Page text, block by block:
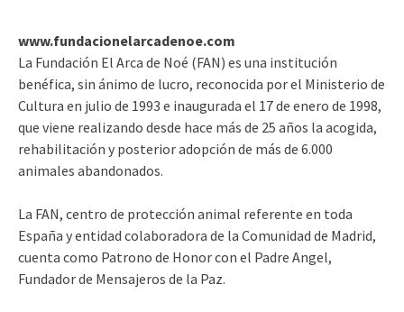
www.fundacionelarcadenoe.com​
La Fundación El Arca de Noé (FAN) es una institución
benéfica, sin ánimo de lucro, reconocida por el Ministerio de
Cultura en julio de 1993 e inaugurada el 17 de enero de 1998,
que viene realizando desde hace más de 25 años la acogida,
rehabilitación y posterior adopción de más de 6.000
animales abandonados.
La FAN, centro de protección animal referente en toda
España y entidad colaboradora de la Comunidad de Madrid,
cuenta como Patrono de Honor con el Padre Angel,
Fundador de Mensajeros de la Paz.